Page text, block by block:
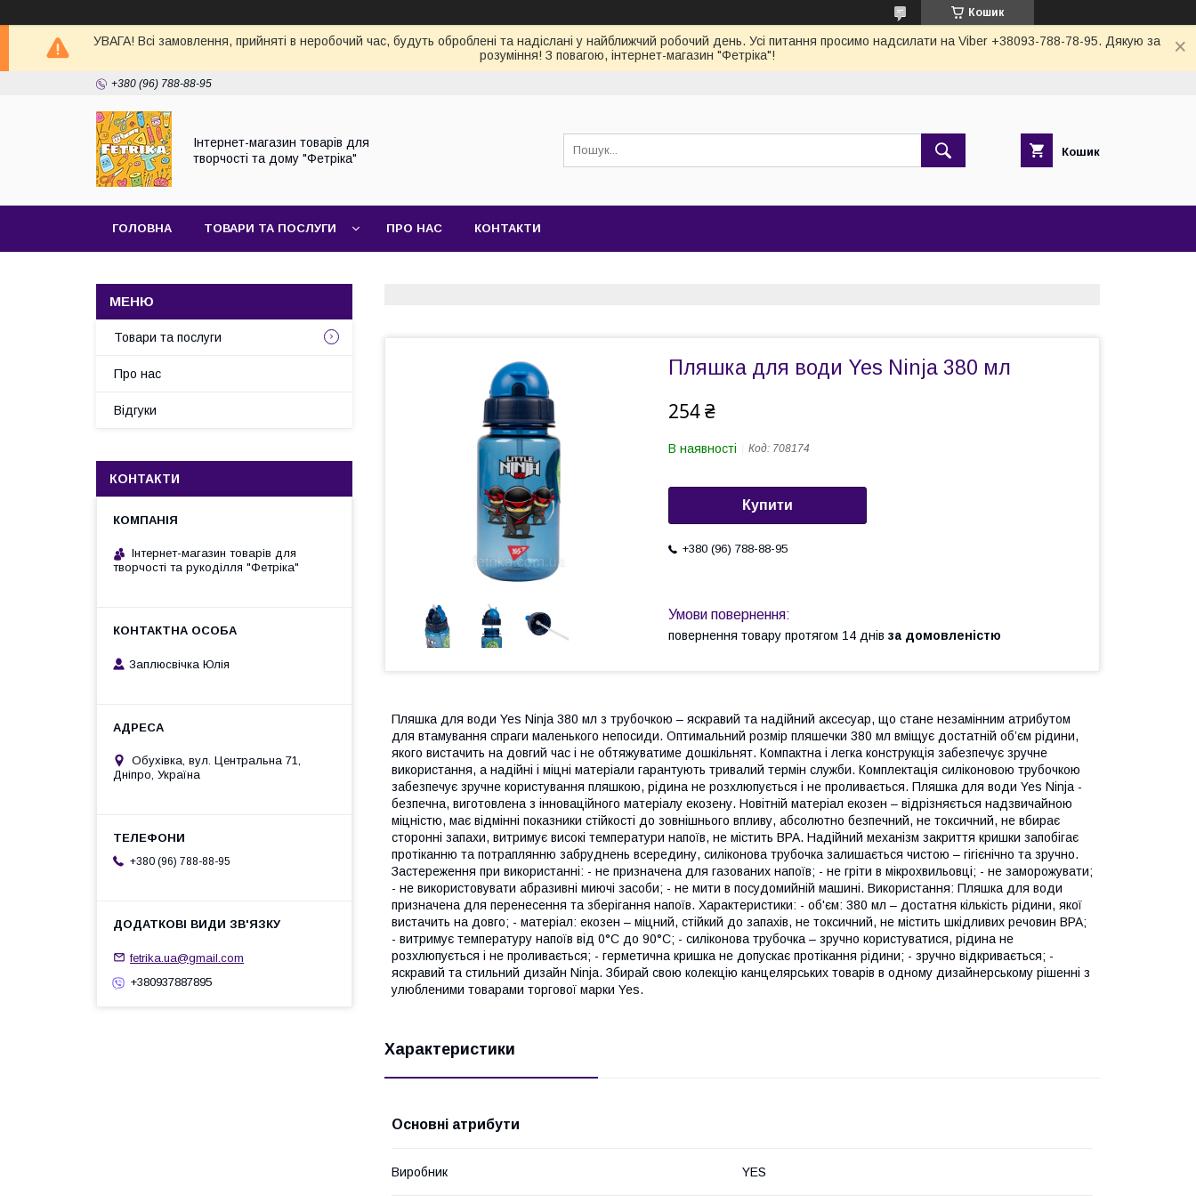
Кошик
УВАГА! Всі замовлення, прийняті в неробочий час, будуть оброблені та надіслані у найближчий робочий день. Усі питання просимо надсилати на Viber +38093-788-78-95. Дякую за
розуміння! З повагою, інтернет-магазин "Фетріка"!
+380 (96) 788-88-95
Інтернет-магазин товарів для
творчості та дому "Фетріка"
Кошик
ГОЛОВНА ТОВАРИ ТА ПОСЛУГИ ПРО НАС КОНТАКТИ
Пляшка для води Yes Ninja 380 мл
254 ₴
В наявності Код: 708174
Купити
+380 (96) 788-88-95
повернення товару протягом 14 днів за домовленістю
Пляшка для води Yes Ninja 380 мл з трубочкою – яскравий та надійний аксесуар, що стане незамінним атрибутом
для втамування спраги маленького непосиди. Оптимальний розмір пляшечки 380 мл вміщує достатній об’єм рідини,
якого вистачить на довгий час і не обтяжуватиме дошкільнят. Компактна і легка конструкція забезпечує зручне
використання, а надійні і міцні матеріали гарантують тривалий термін служби. Комплектація силіконовою трубочкою
забезпечує зручне користування пляшкою, рідина не розхлюпується і не проливається. Пляшка для води Yes Ninja -
безпечна, виготовлена з інноваційного матеріалу екозену. Новітній матеріал екозен – відрізняється надзвичайною
міцністю, має відмінні показники стійкості до зовнішнього впливу, абсолютно безпечний, не токсичний, не вбирає
сторонні запахи, витримує високі температури напоїв, не містить BPA. Надійний механізм закриття кришки запобігає
протіканню та потраплянню забруднень всередину, силіконова трубочка залишається чистою – гігієнічно та зручно.
Застереження при використанні: - не призначена для газованих напоїв; - не гріти в мікрохвильовці; - не заморожувати;
- не використовувати абразивні миючі засоби; - не мити в посудомийній машині. Використання: Пляшка для води
призначена для перенесення та зберігання напоїв. Характеристики: - об'єм: 380 мл – достатня кількість рідини, якої
вистачить на довго; - матеріал: екозен – міцний, стійкий до запахів, не токсичний, не містить шкідливих речовин BPA;
- витримує температуру напоїв від 0°С до 90°С; - силіконова трубочка – зручно користуватися, рідина не
розхлюпується і не проливається; - герметична кришка не допускає протікання рідини; - зручно відкривається; -
яскравий та стильний дизайн Ninja. Збирай свою колекцію канцелярських товарів в одному дизайнерському рішенні з
улюбленими товарами торгової марки Yes.
Характеристики
Основні атрибути
Виробник YES
Товари та послуги
Про нас
Відгуки
КОНТАКТИ
Інтернет-магазин товарів для
творчості та рукоділля "Фетріка"
Заплюсвічка Юлія
Обухівка, вул. Центральна 71,
Дніпро, Україна
+380 (96) 788-88-95
fetrika.ua@gmail.com
+380937887895